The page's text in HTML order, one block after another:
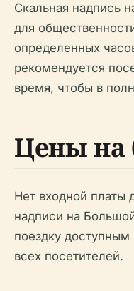
Скальная надпись
для
определенных
рекомендуется
время, чтобы в
Цены на
Нет входной платы
надписи на
поездку
всех посетителей.